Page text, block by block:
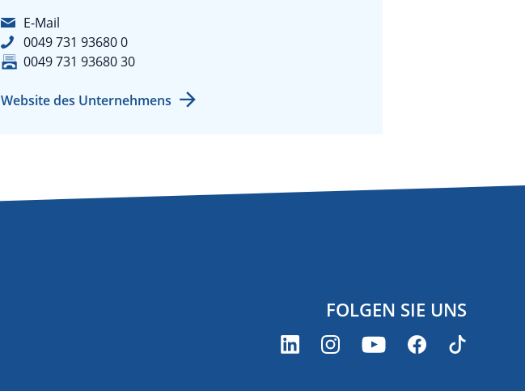
E-Mail
0049 731 93680 0
0049 731 93680 30
Website des Unternehmens
FOLGEN SIE UNS